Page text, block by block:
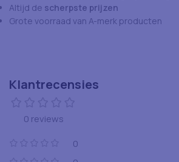
Altijd de scherpste prijzen
Grote voorraad van A-merk producten
Klantrecensies
0 reviews
0